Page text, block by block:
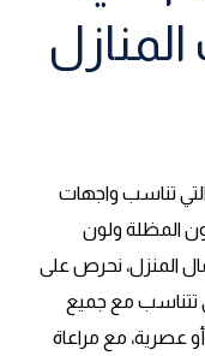
التي تناسب واجهات
المظلة ولون
المنزل، نحرص على
تتناسب مع جميع
عصرية، مع مراعاة